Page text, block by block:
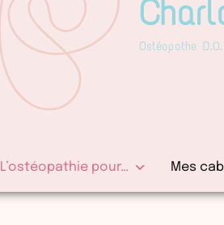
Ostéopathe
L’ostéopathie pour… Mes